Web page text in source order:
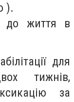
).
до життя в
для
тижнів,
за